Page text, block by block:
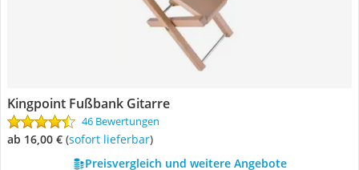
Kingpoint Fußbank Gitarre
46 Bewertungen
ab 16,00 € ( Sofort lieferbar)
Preisvergleich und weitere Angebote